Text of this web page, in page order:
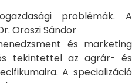
problémák. A
Oroszi Sándor
és marketing
tekintettel az agrár- és
A specializáció